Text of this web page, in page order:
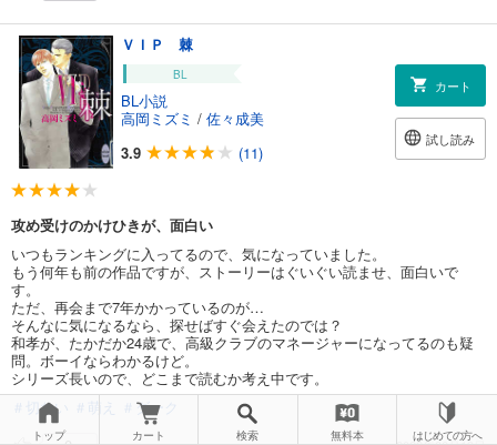
ＶＩＰ 棘
BL
BL小説
高岡ミズミ / 佐々成美
3.9
(11)
カート
試し読み
攻め受けのかけひきが、面白い
いつもランキングに入ってるので、気になっていました。
もう何年も前の作品ですが、ストーリーはぐいぐい読ませ、面白いで
す。
ただ、再会まで7年かかっているのが…
そんなに気になるなら、探せばすぐ会えたのでは？
和孝が、たかだか24歳で、高級クラブのマネージャーになってるのも疑
問。ボーイならわかるけど。
シリーズ長いので、どこまで読むか考え中です。
＃切ない
＃萌え
＃ダーク
トップ カート 検索 無料本 はじめての方へ